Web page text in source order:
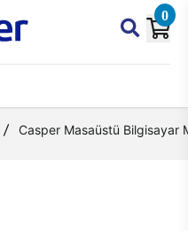
0
Casper Masaüstü Bilgisayar